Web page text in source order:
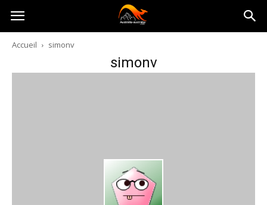
Australia-
australie.com
Accueil simonv
simonv